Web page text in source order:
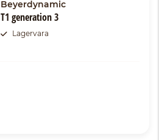
Beyerdynamic
T1 generation 3
Lagervara